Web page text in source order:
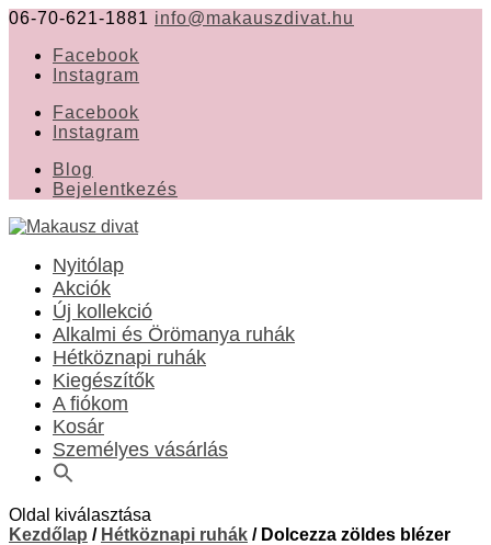
06-70-621-1881 info@makauszdivat.hu
Facebook
Instagram
Facebook
Instagram
Blog
Bejelentkezés
Nyitólap
Akciók
Új kollekció
Alkalmi és Örömanya ruhák
Hétköznapi ruhák
Kiegészítők
A fiókom
Kosár
Személyes vásárlás
Oldal kiválasztása
Kezdőlap / Hétköznapi ruhák / Dolcezza zöldes blézer